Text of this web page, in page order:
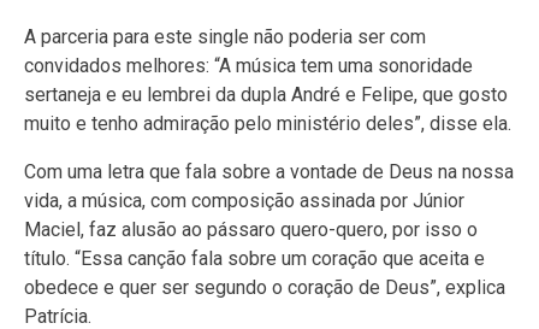
A parceria para este single não poderia ser com
convidados melhores: “A música tem uma sonoridade
sertaneja e eu lembrei da dupla André e Felipe, que gosto
muito e tenho admiração pelo ministério deles”, disse ela.
Com uma letra que fala sobre a vontade de Deus na nossa
vida, a música, com composição assinada por Júnior
Maciel, faz alusão ao pássaro quero-quero, por isso o
título. “Essa canção fala sobre um coração que aceita e
obedece e quer ser segundo o coração de Deus”, explica
Patrícia.